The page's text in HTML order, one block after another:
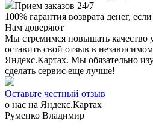
Прием заказов 24/7
100% гарантия возврата денег,
Нам доверяют
Мы стремимся повышать качество
оставить свой отзыв в
Яндекс.Картах. Мы обязательно
сделать сервис еще лучше!
Оставьте честный отзыв
о нас на Яндекс.Картах
Руменко Владимир